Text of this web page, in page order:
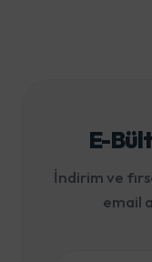
E-
İndirim ve
email